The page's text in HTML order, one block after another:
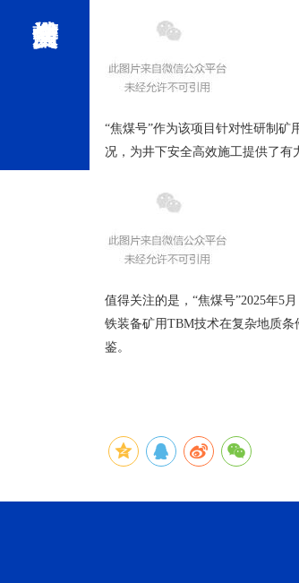
“焦煤号”作为该项目针对性研制矿
况，为井下安全高效施工提供了有
值得关注的是，“焦煤号”2025年5
铁装备矿用TBM技术在复杂地质
鉴。